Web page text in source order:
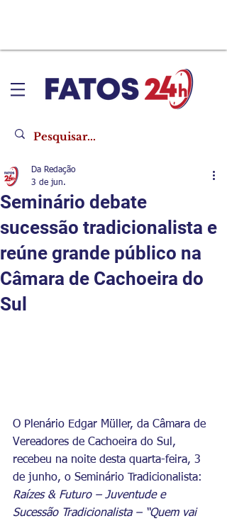
Seminário debate
sucessão tradicionalista e
reúne grande público na
Câmara de Cachoeira do
Sul
Da Redação
3 de jun.
O Plenário Edgar Müller, da Câmara de
Vereadores de Cachoeira do Sul,
recebeu na noite desta quarta-feira, 3
de junho, o Seminário Tradicionalista:
Raízes & Futuro – Juventude e
Sucessão Tradicionalista – “Quem vai